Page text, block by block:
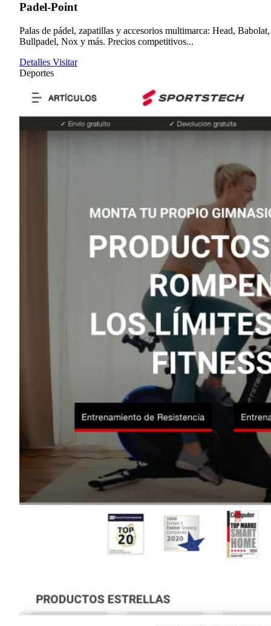
Padel-Point
Palas de pádel, zapatillas y accesorios multimarca: Head, Babolat,
Bullpadel, Nox y más. Precios competitivos...
Detalles Visitar
Deportes